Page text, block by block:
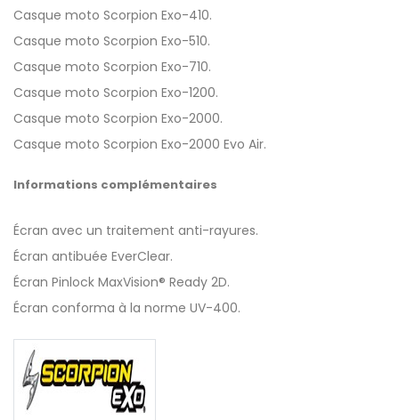
Casque moto Scorpion Exo-410.
Casque moto Scorpion Exo-510.
Casque moto Scorpion Exo-710.
Casque moto Scorpion Exo-1200.
Casque moto Scorpion Exo-2000.
Casque moto Scorpion Exo-2000 Evo Air.
Informations complémentaires
Écran avec un traitement anti-rayures.
Écran antibuée EverClear.
Écran Pinlock MaxVision® Ready 2D.
Écran conforma à la norme UV-400.